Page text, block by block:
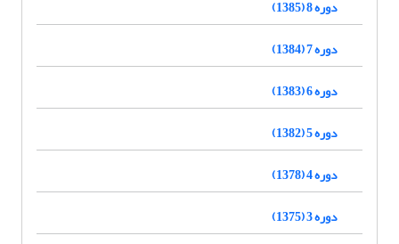
دوره 8 (1385)
دوره 7 (1384)
دوره 6 (1383)
دوره 5 (1382)
دوره 4 (1378)
دوره 3 (1375)